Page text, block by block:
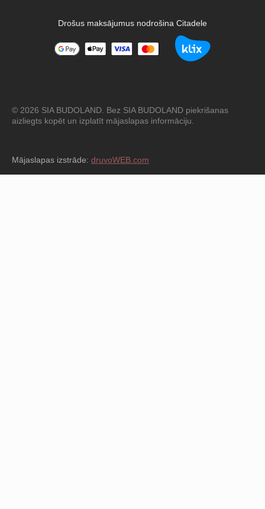
Drošus maksājumus nodrošina Citadele
© 2026 SIA BUDOLAND. Bez SIA BUDOLAND piekrišanas
aizliegts kopēt un izplatīt mājaslapas informāciju.
Mājaslapas izstrāde: druvoWEB.com